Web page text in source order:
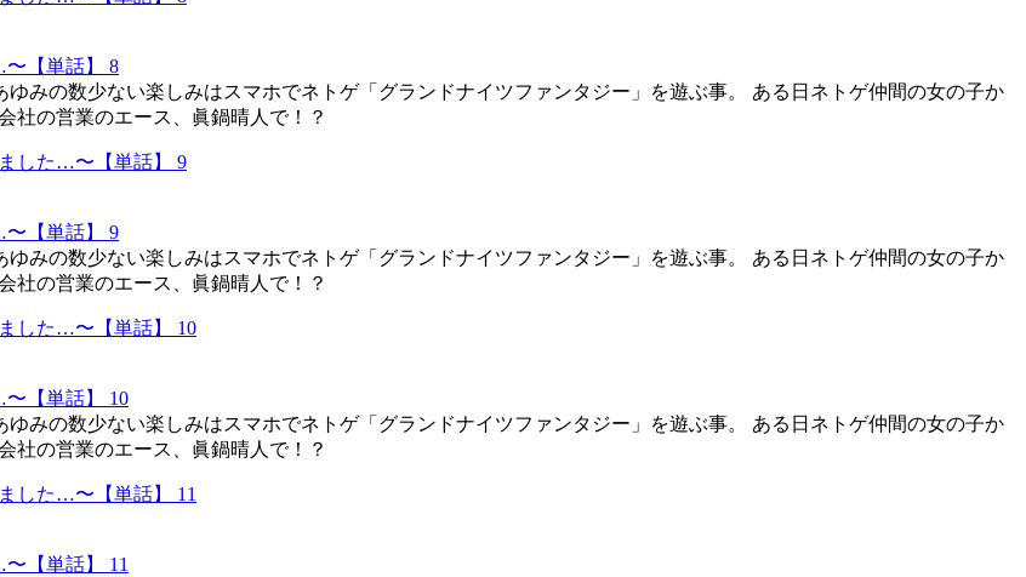
【単話】 8
みの数少ない楽しみはスマホでネトゲ「グランドナイツファンタジー」を遊ぶ事。 ある日ネトゲ仲間の女の子か
社の営業のエース、眞鍋晴人で！？
【単話】 9
みの数少ない楽しみはスマホでネトゲ「グランドナイツファンタジー」を遊ぶ事。 ある日ネトゲ仲間の女の子か
社の営業のエース、眞鍋晴人で！？
【単話】 10
みの数少ない楽しみはスマホでネトゲ「グランドナイツファンタジー」を遊ぶ事。 ある日ネトゲ仲間の女の子か
社の営業のエース、眞鍋晴人で！？
【単話】 11